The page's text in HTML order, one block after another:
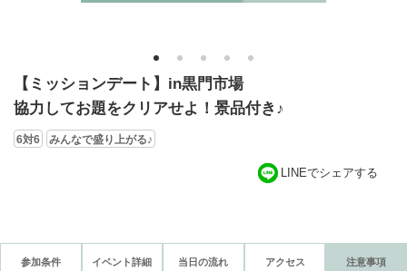
1 2 3 4 5
【ミッションデート】in黒門市場
協力してお題をクリアせよ！景品付き♪
6対6 みんなで盛り上がる♪
LINEでシェアする
参加条件 イベント詳細 当日の流れ アクセス 注意事項